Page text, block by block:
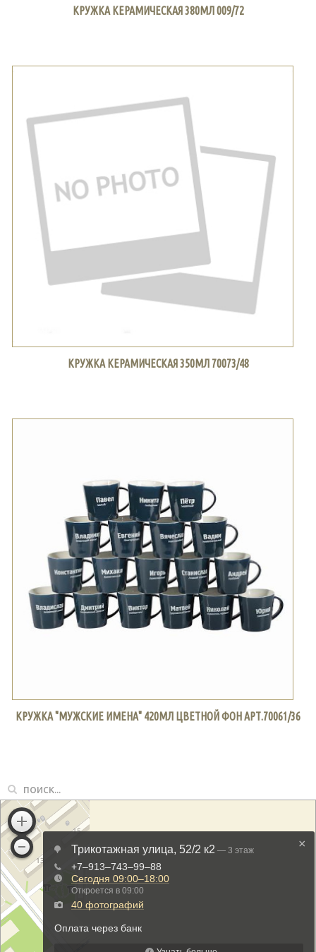
КРУЖКА КЕРАМИЧЕСКАЯ 380МЛ 009/72
КРУЖКА КЕРАМИЧЕСКАЯ 350МЛ 70073/48
КРУЖКА "МУЖСКИЕ ИМЕНА" 420МЛ ЦВЕТНОЙ ФОН АРТ.70061/36